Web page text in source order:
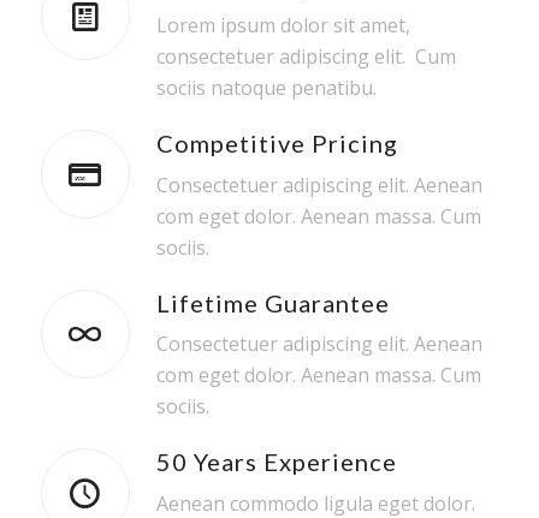
Lorem ipsum dolor sit amet,
consectetuer adipiscing elit. Cum
sociis natoque penatibu.
Competitive Pricing
Consectetuer adipiscing elit. Aenean
com eget dolor. Aenean massa. Cum
sociis.
Lifetime Guarantee
Consectetuer adipiscing elit. Aenean
com eget dolor. Aenean massa. Cum
sociis.
50 Years Experience
Aenean commodo ligula eget dolor.